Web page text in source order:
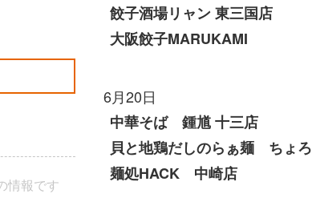
情報です
餃子酒場リャン 東三国店
大阪餃子MARUKAMI
6月20日
中華そば 鍾馗 十三店
貝と地鶏だしのらぁ麺 ちょろ
麺処HACK 中崎店